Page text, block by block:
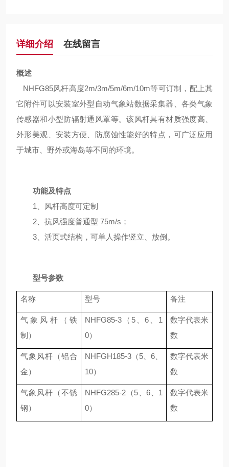
详细介绍 在线留言
概述
NHFG85风杆高度2m/3m/5m/6m/10m等可订制，配上其
它附件可以安装室外型自动气象站数据采集器、各类气象
传感器和小型防辐射通风罩等。该风杆具有材质强度高、
外形美观、安装方便、防腐蚀性能好的特点，可广泛应用
于城市、野外或海岛等不同的环境。
功能及特点
1、风杆高度可定制
2、抗风强度普通型 75m/s；
3、活页式结构，可单人操作竖立、放倒。
型号参数
名称 型号 备注
气象风杆（铁
制）
NHFG85-3（5、6、1
0）
数字代表米
数
气象风杆（铝合
金）
NHFGH185-3（5、6、
10）
数字代表米
数
气象风杆（不锈
钢）
NHFG285-2（5、6、1
0）
数字代表米
数